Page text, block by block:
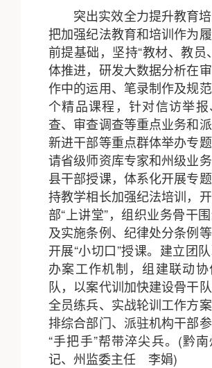
突出实效全力提升教育培
把加强纪法教育和培训作为
前提基础，坚持“教材、教员
体推进，研发大数据分析在
作中的运用、笔录制作及规
个精品课程，针对信访举
查、审查调查等重点业务和派
新进干部等重点群体举办专
请省级师资库专家和州级业
县干部授课，体系化开展专
持教学相长加强纪法培训，
部“上讲堂”，组织业务骨干
及实施条例、纪律处分条例
开展“小切口”授课。建立团
办案工作机制，组建联动
队，以案代训加快建设骨干
全员练兵、实战轮训工作方
排综合部门、派驻机构干部参
“手把手”帮带淬尖兵。(黔
记、州监委主任 李娟)